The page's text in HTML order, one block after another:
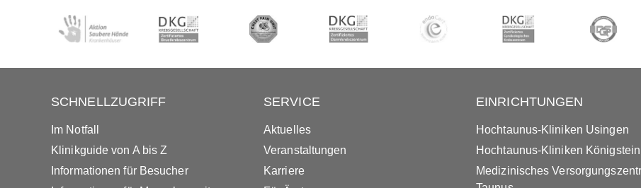
SCHNELLZUGRIFF
Im Notfall
Klinikguide von A bis Z
Informationen für Besucher
SERVICE
Aktuelles
Veranstaltungen
Karriere
EINRICHTUNGEN
Hochtaunus-Kliniken Usingen
Hochtaunus-Kliniken Königstein
Medizinisches